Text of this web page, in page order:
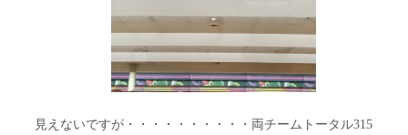
見えないですが・・・・・・・・・・両チームトータル315